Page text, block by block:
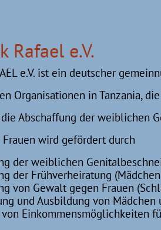
Rafael e.V.
e.V. ist ein deutscher
Organisationen in Tanzania,
Abschaffung der weiblichen
Frauen wird gefördert durch
der weiblichen
der Frühverheiratung
von Gewalt gegen Frauen
und Ausbildung von Mädchen
Einkommensmöglichkeiten